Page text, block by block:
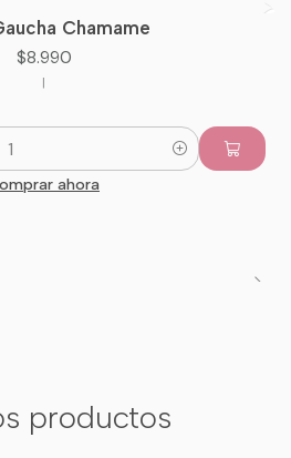
Chamame
$8.990
|
ahora
productos